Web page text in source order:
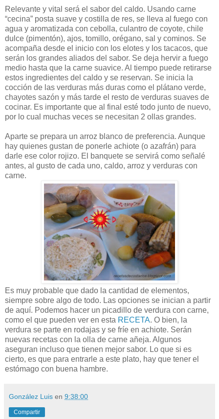
Relevante y vital será el sabor del caldo. Usando carne
“cecina” posta suave y costilla de res, se lleva al fuego con
agua y aromatizada con cebolla, culantro de coyote, chile
dulce (pimentón), ajos, tomillo, orégano, sal y cominos. Se
acompaña desde el inicio con los elotes y los tacacos, que
serán los grandes aliados del sabor. Se deja hervir a fuego
medio hasta que la carne suavice. Al tiempo puede retirarse
estos ingredientes del caldo y se reservan. Se inicia la
cocción de las verduras más duras como el plátano verde,
chayotes sazón y más tarde el resto de verduras suaves de
cocinar. Es importante que al final esté todo junto de nuevo,
por lo cual muchas veces se necesitan 2 ollas grandes.
Aparte se prepara un arroz blanco de preferencia. Aunque
hay quienes gustan de ponerle achiote (o azafrán) para
darle ese color rojizo. El banquete se servirá como señalé
antes, al gusto de cada uno, caldo, arroz y verduras con
carne.
Es muy probable que dado la cantidad de elementos,
siempre sobre algo de todo. Las opciones se inician a partir
de aquí. Podemos hacer un picadillo de verdura con carne,
como el que pueden ver en esta RECETA. O bien, la
verdura se parte en rodajas y se fríe en achiote. Serán
nuevas recetas con la olla de carne añeja. Algunos
aseguran incluso que tienen mejor sabor. Lo que si es
cierto, es que para entrarle a este plato, hay que tener el
estómago con buena hambre.
González Luis en 9:38:00
Compartir